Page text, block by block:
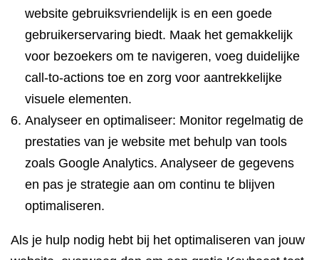
website gebruiksvriendelijk is en een goede
gebruikerservaring biedt. Maak het gemakkelijk
voor bezoekers om te navigeren, voeg duidelijke
call-to-actions toe en zorg voor aantrekkelijke
visuele elementen.
Analyseer en optimaliseer: Monitor regelmatig de
prestaties van je website met behulp van tools
zoals Google Analytics. Analyseer de gegevens
en pas je strategie aan om continu te blijven
optimaliseren.
Als je hulp nodig hebt bij het optimaliseren van jouw